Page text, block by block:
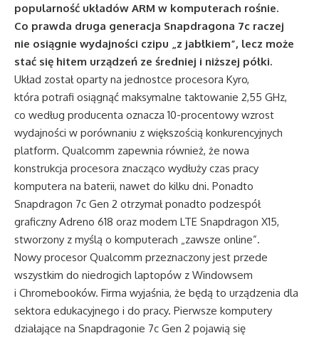
popularność układów ARM w komputerach rośnie.
Co prawda druga generacja Snapdragona 7c raczej
nie osiągnie wydajności czipu „z jabłkiem”, lecz może
stać się hitem urządzeń ze średniej i niższej półki.
Układ został oparty na jednostce procesora Kyro,
która potrafi osiągnąć maksymalne taktowanie 2,55 GHz,
co według producenta oznacza 10-procentowy wzrost
wydajności w porównaniu z większością konkurencyjnych
platform. Qualcomm zapewnia również, że nowa
konstrukcja procesora znacząco wydłuży czas pracy
komputera na baterii, nawet do kilku dni. Ponadto
Snapdragon 7c Gen 2 otrzymał ponadto podzespół
graficzny Adreno 618 oraz modem LTE Snapdragon X15,
stworzony z myślą o komputerach „zawsze online”.
Nowy procesor Qualcomm przeznaczony jest przede
wszystkim do niedrogich laptopów z Windowsem
i Chromebooków. Firma wyjaśnia, że będą to urządzenia dla
sektora edukacyjnego i do pracy. Pierwsze komputery
działające na Snapdragonie 7c Gen 2 pojawią się